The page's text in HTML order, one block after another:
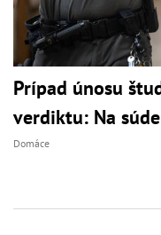
Prípad únosu
verdiktu: Na
Domáce